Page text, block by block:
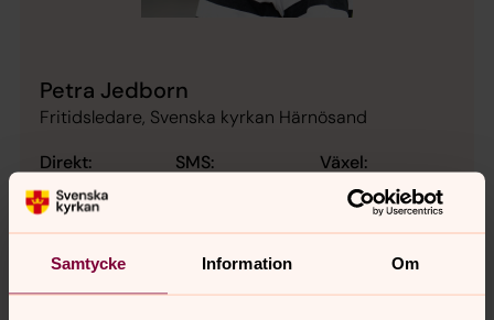
Samtycke Information Om
Petra Jedborn
Fritidsledare, Svenska kyrkan Härnösand
Direkt:
0611-288 34
SMS:
Växel:
0611-288 00
E-post:petra.jedborn@svenskakyrkan.se